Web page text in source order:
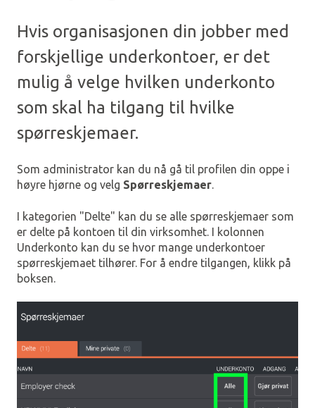
Hvis organisasjonen din jobber med
forskjellige underkontoer, er det
mulig å velge hvilken underkonto
som skal ha tilgang til hvilke
spørreskjemaer.
Som administrator kan du nå gå til profilen din oppe i
høyre hjørne og velg Spørreskjemaer.
I kategorien "Delte" kan du se alle spørreskjemaer som
er delte på kontoen til din virksomhet. I kolonnen
Underkonto kan du se hvor mange underkontoer
spørreskjemaet tilhører. For å endre tilgangen, klikk på
boksen.